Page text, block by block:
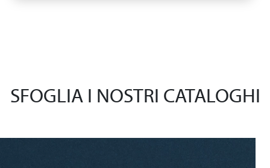
SFOGLIA I NOSTRI CATALOGHI